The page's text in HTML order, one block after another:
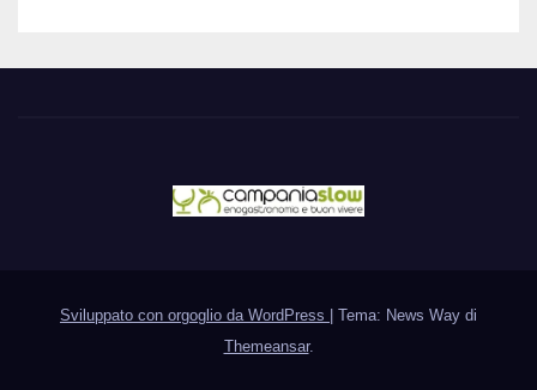
Sviluppato con orgoglio da WordPress
Tema: News Way di
Themeansar.